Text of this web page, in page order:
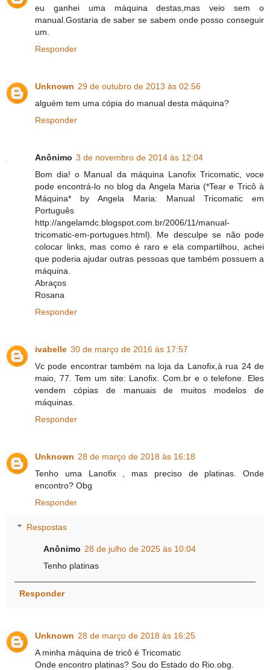
eu ganhei uma máquina destas,mas veio sem o
manual.Gostaria de saber se sabem onde posso conseguir
um.
Responder
Unknown 29 de outubro de 2013 às 02:56
alguém tem uma cópia do manual desta máquina?
Responder
Anônimo 3 de novembro de 2014 às 12:04
Bom dia! o Manual da máquina Lanofix Tricomatic, voce
pode encontrá-lo no blog da Angela Maria (*Tear e Tricô à
Máquina* by Angela Maria: Manual Tricomatic em
Português
http://angelamdc.blogspot.com.br/2006/11/manual-
tricomatic-em-portugues.html). Me desculpe se não pode
colocar links, mas como é raro e ela compartilhou, achei
que poderia ajudar outras pessoas que também possuem a
máquina.
Abraços
Rosana
Responder
ivabelle 30 de março de 2016 às 17:57
Vc pode encontrar também na loja da Lanofix,à rua 24 de
maio, 77. Tem um site: Lanofix. Com.br e o telefone. Eles
vendem cópias de manuais de muitos modelos de
máquinas.
Responder
Unknown 28 de março de 2018 às 16:18
Tenho uma Lanofix , mas preciso de platinas. Onde
encontro? Obg
Responder
Respostas
Anônimo 28 de julho de 2025 às 10:04
Tenho platinas
Responder
Unknown 28 de março de 2018 às 16:25
A minha máquina de tricô é Tricomatic
Onde encontro platinas? Sou do Estado do Rio.obg.